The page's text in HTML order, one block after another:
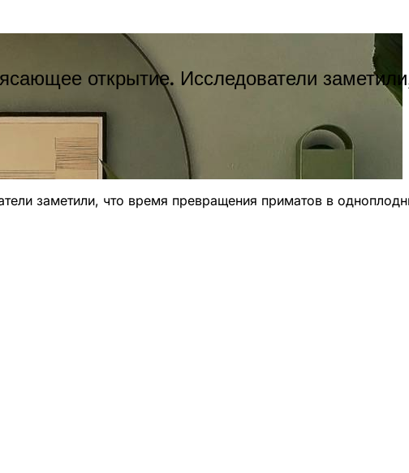
открытие. Исследователи
заметили, что время превращения приматов в